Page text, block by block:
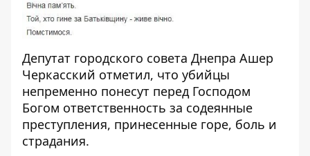
Депутат городского совета Днепра Ашер
Черкасский отметил, что убийцы
непременно понесут перед Господом
Богом ответственность за содеянные
преступления, принесенные горе, боль и
страдания.